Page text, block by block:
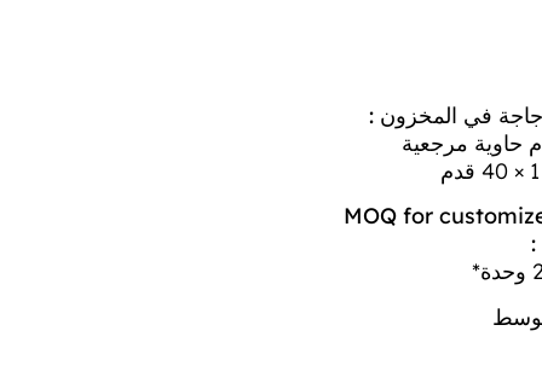
في المخزون :
قدم حاوية مرجعية
MOQ for